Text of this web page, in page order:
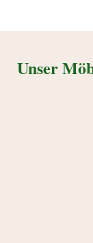
Unser